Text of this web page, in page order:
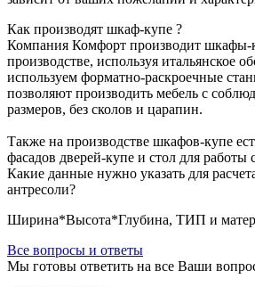
Как производят шкаф-купе ?
Компания Комфорт производит шкафы-
производстве, используя итальянское
используем форматно-раскроечные
позволяют производить мебель с
размеров, без сколов и царапин.
Также на производстве шкафов-купе
фасадов дверей-купе и стол для работы
Какие данные нужно указать для
антресоли?
Ширина*Высота*Глубина, ТИП и
Все вопросы и ответы
Мы готовы ответить на все Ваши